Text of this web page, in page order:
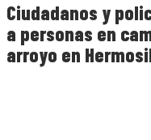
Ciudadanos y
a personas en
arroyo en